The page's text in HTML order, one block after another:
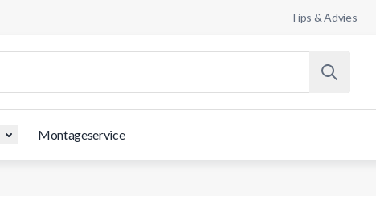
Tips & Advies
Montageservice